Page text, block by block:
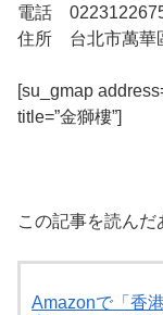
電話
住所 台北市萬華
[su_gmap
title=”金獅樓”]
この記事を読ん
Amazonで「香